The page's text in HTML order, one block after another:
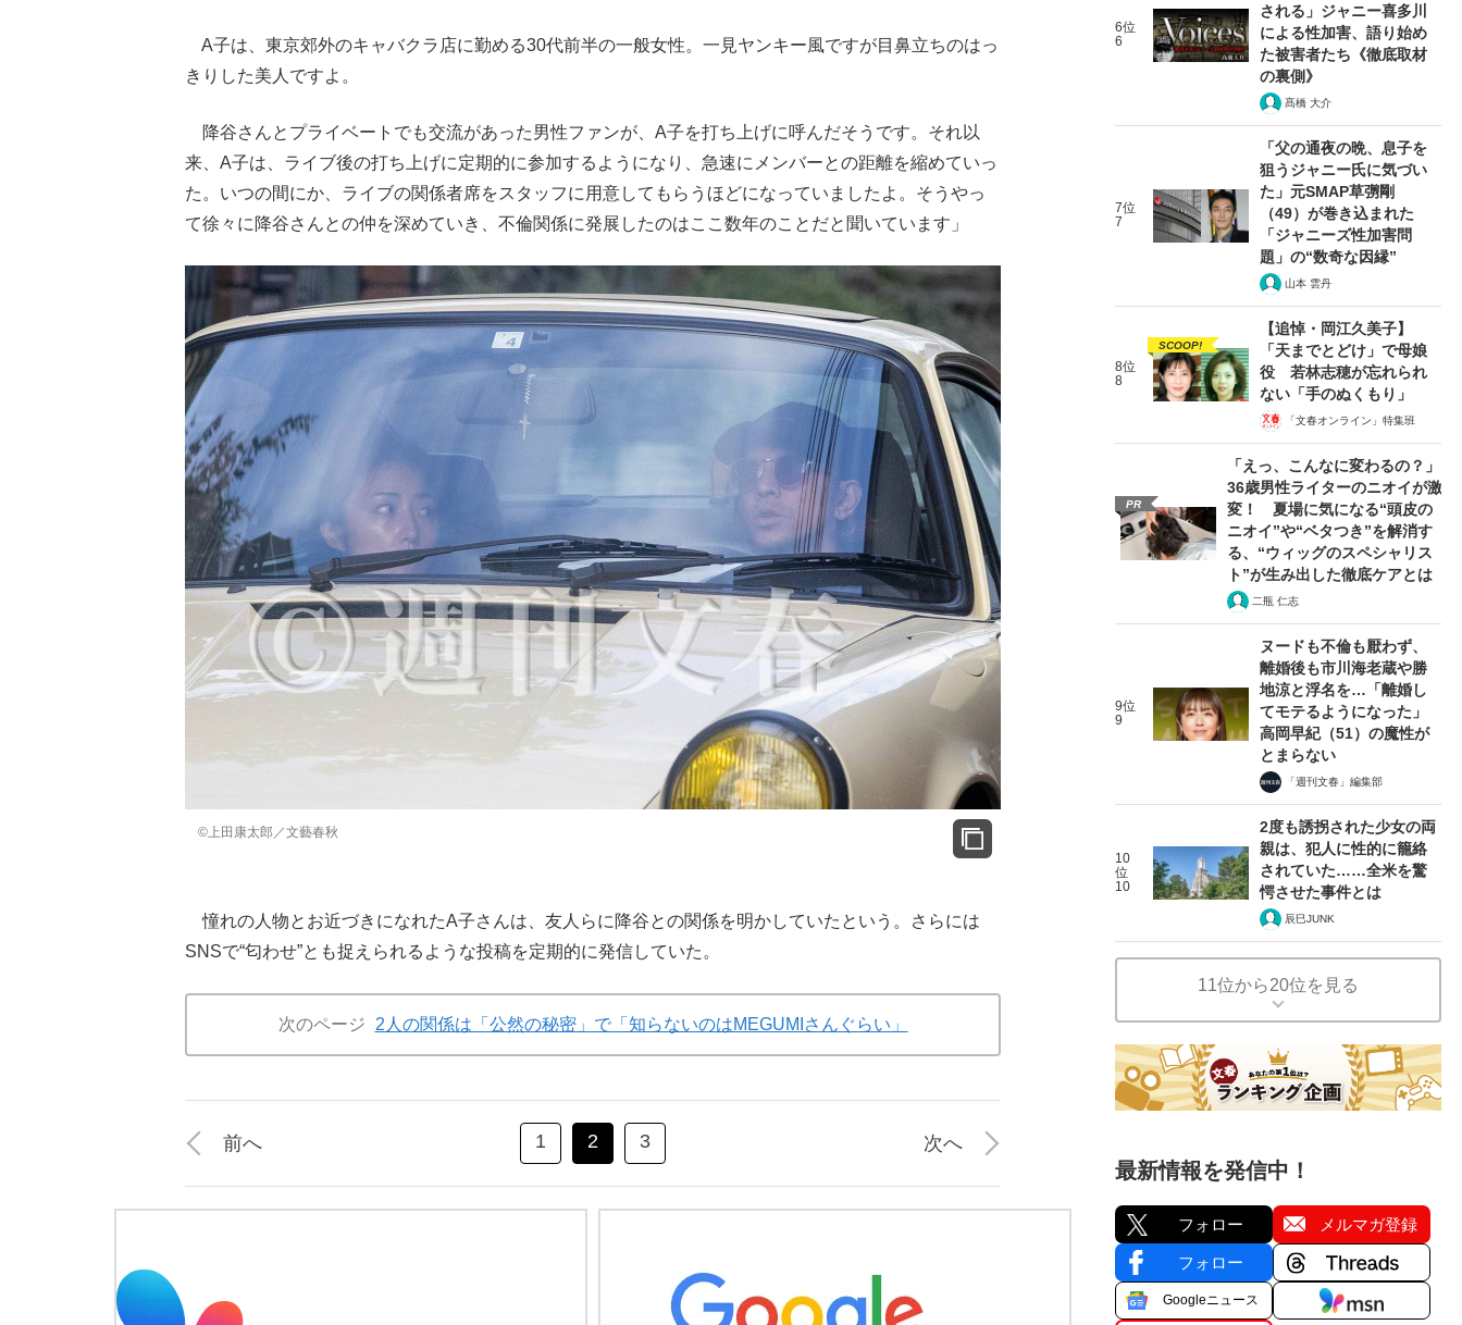
A子は、東京郊外のキャバクラ店に勤める30代前半の一般女性。一見ヤンキー風ですが目鼻立ちのはっ
きりした美人ですよ。
降谷さんとプライベートでも交流があった男性ファンが、A子を打ち上げに呼んだそうです。それ以
来、A子は、ライブ後の打ち上げに定期的に参加するようになり、急速にメンバーとの距離を縮めていっ
た。いつの間にか、ライブの関係者席をスタッフに用意してもらうほどになっていましたよ。そうやっ
て徐々に降谷さんとの仲を深めていき、不倫関係に発展したのはここ数年のことだと聞いています」
©上田康太郎／文藝春秋
憧れの人物とお近づきになれたA子さんは、友人らに降谷との関係を明かしていたという。さらには
SNSで“匂わせ”とも捉えられるような投稿を定期的に発信していた。
次のページ 2人の関係は「公然の秘密」で「知らないのはMEGUMIさんぐらい」
前へ 1 2 3 次へ
6位
6
される」ジャニー喜多川
による性加害、語り始め
た被害者たち《徹底取材
の裏側》
髙橋 大介
7位
7
「父の通夜の晩、息子を
狙うジャニー氏に気づい
た」元SMAP草彅剛
（49）が巻き込まれた
「ジャニーズ性加害問
題」の“数奇な因縁”
山本 雲丹
8位
8
SCOOP!
【追悼・岡江久美子】
「天までとどけ」で母娘
役 若林志穂が忘れられ
ない「手のぬくもり」
「文春オンライン」特集班
PR
「えっ、こんなに変わるの？」
36歳男性ライターのニオイが激
変！ 夏場に気になる“頭皮の
ニオイ”や“ベタつき”を解消す
る、“ウィッグのスペシャリス
ト”が生み出した徹底ケアとは
二瓶 仁志
9位
9
ヌードも不倫も厭わず、
離婚後も市川海老蔵や勝
地涼と浮名を…「離婚し
てモテるようになった」
高岡早紀（51）の魔性が
とまらない
「週刊文春」編集部
10
位
10
2度も誘拐された少女の両
親は、犯人に性的に籠絡
されていた……全米を驚
愕させた事件とは
辰巳JUNK
11位から20位を見る
最新情報を発信中！
フォロー メルマガ登録
フォロー
Googleニュース